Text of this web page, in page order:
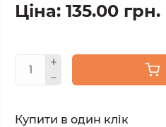
Ціна: 135.00 грн.
Купити в один клік